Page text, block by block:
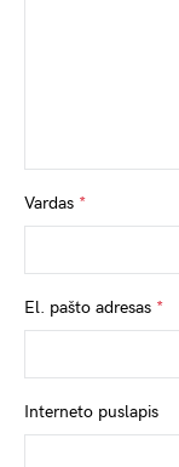
Vardas *
El. pašto adresas *
Interneto puslapis